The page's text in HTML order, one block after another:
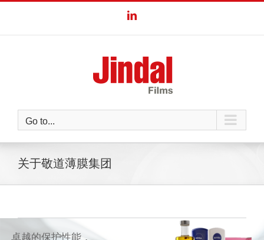
LinkedIn
Go to...
关于敬道薄膜集团
卓越的保护性能，